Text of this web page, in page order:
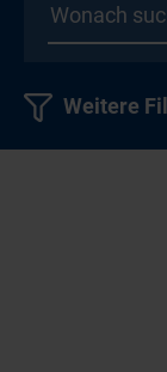
Weitere